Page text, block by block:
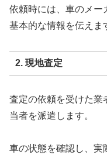
依頼時には、車のメー
基本的な情報を伝えま
2. 現地査定
査定の依頼を受けた業
当者を派遣します。
車の状態を確認し、実